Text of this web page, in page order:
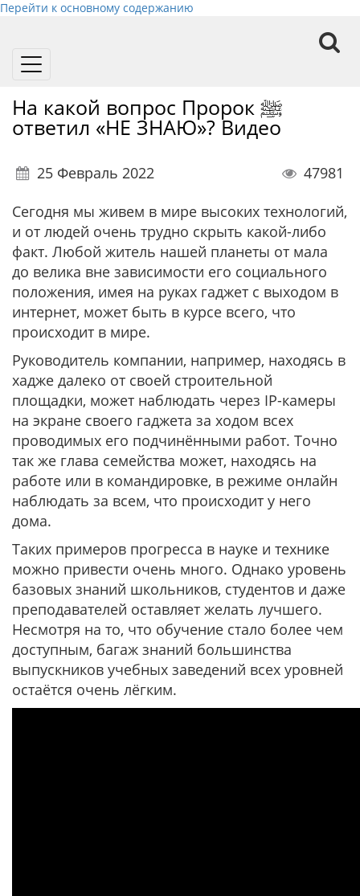
Перейти к основному содержанию
Toggle
На какой вопрос Пророк ﷺ
ответил «НЕ ЗНАЮ»? Видео
25 Февраль 2022
47981
Сегодня мы живем в мире высоких технологий,
и от людей очень трудно скрыть какой-либо
факт. Любой житель нашей планеты от мала
до велика вне зависимости его социального
положения, имея на руках гаджет с выходом в
интернет, может быть в курсе всего, что
происходит в мире.
Руководитель компании, например, находясь в
хадже далеко от своей строительной
площадки, может наблюдать через IP-камеры
на экране своего гаджета за ходом всех
проводимых его подчинёнными работ. Точно
так же глава семейства может, находясь на
работе или в командировке, в режиме онлайн
наблюдать за всем, что происходит у него
дома.
Таких примеров прогресса в науке и технике
можно привести очень много. Однако уровень
базовых знаний школьников, студентов и даже
преподавателей оставляет желать лучшего.
Несмотря на то, что обучение стало более чем
доступным, багаж знаний большинства
выпускников учебных заведений всех уровней
остаётся очень лёгким.